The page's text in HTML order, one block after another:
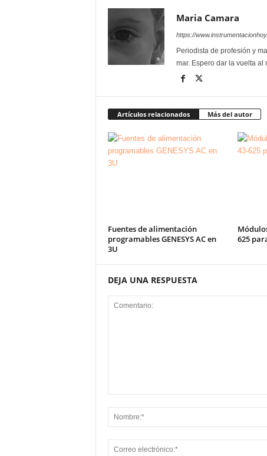
Maria Camara
https://
Periodista de profesión y
mar. Espero dar la vuelta
Artículos relacionados Más del autor
Fuentes de alimentación
programables GENESYS AC en
3U
625
DEJA UNA RESPUESTA